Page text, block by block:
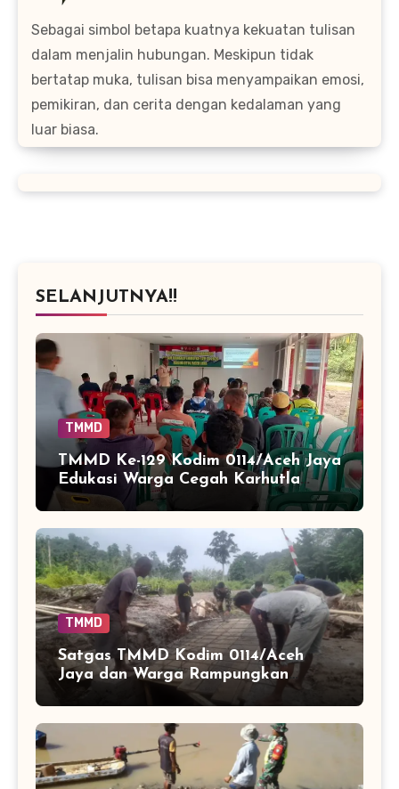
Sebagai simbol betapa kuatnya kekuatan tulisan
dalam menjalin hubungan. Meskipun tidak
bertatap muka, tulisan bisa menyampaikan emosi,
pemikiran, dan cerita dengan kedalaman yang
luar biasa.
SELANJUTNYA!!
TMMD
TMMD Ke-129 Kodim 0114/Aceh Jaya
Edukasi Warga Cegah Karhutla
Lewat Penyuluhan Hukum
TMMD
Satgas TMMD Kodim 0114/Aceh
Jaya dan Warga Rampungkan
Bekisting Jembatan Titik 1